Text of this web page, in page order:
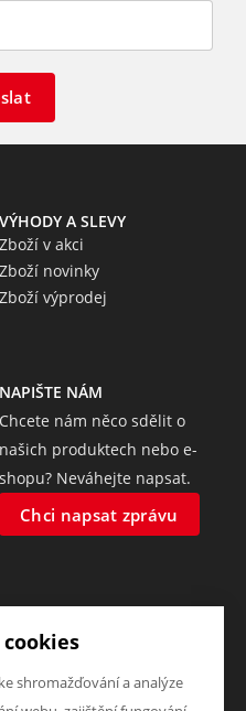
VÝHODY A SLEVY
Zboží v akci
Zboží novinky
Zboží výprodej
NAPIŠTE NÁM
Chcete nám něco sdělit o
našich produktech nebo e-
shopu? Neváhejte napsat.
Chci napsat zprávu
shromažďování a analýze